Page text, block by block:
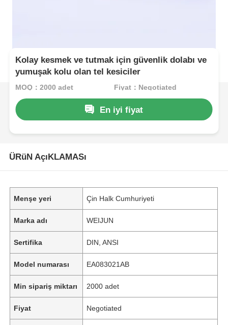
Kolay kesmek ve tutmak için güvenlik dolabı ve
yumuşak kolu olan tel kesiciler
MOQ：2000 adet Fiyat：Negotiated
En iyi fiyat
ÜRüN AçıKLAMASı
Menşe yeri Çin Halk Cumhuriyeti
Marka adı WEIJUN
Sertifika DIN, ANSI
Model numarası EA083021AB
Min sipariş miktarı 2000 adet
Fiyat Negotiated